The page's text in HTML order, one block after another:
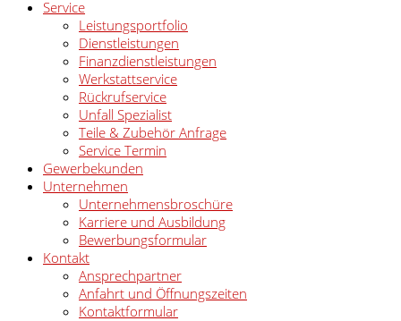
Service
Leistungsportfolio
Dienstleistungen
Finanzdienstleistungen
Werkstattservice
Rückrufservice
Unfall Spezialist
Teile & Zubehör Anfrage
Service Termin
Gewerbekunden
Unternehmen
Unternehmensbroschüre
Karriere und Ausbildung
Bewerbungsformular
Kontakt
Ansprechpartner
Anfahrt und Öffnungszeiten
Kontaktformular